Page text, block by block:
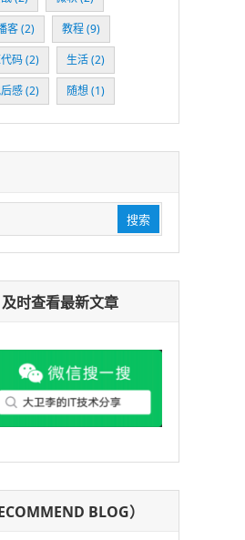
客(2) 教程(9)
码(2) 生活(2)
感(2) 随想(1)
搜索
时查看最新文章
BLOG）